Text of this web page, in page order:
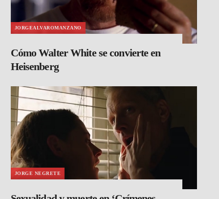
JORGEALVAROMANZANO
Cómo Walter White se convierte en
Heisenberg
JORGE NEGRETE